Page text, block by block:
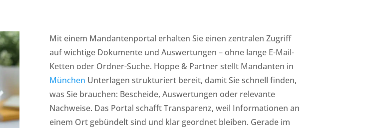
Mit einem Mandantenportal erhalten Sie einen zentralen Zugriff
auf wichtige Dokumente und Auswertungen – ohne lange E-Mail-
Ketten oder Ordner-Suche. Hoppe & Partner stellt Mandanten in
München Unterlagen strukturiert bereit, damit Sie schnell finden,
was Sie brauchen: Bescheide, Auswertungen oder relevante
Nachweise. Das Portal schafft Transparenz, weil Informationen an
einem Ort gebündelt sind und klar geordnet bleiben. Gerade im